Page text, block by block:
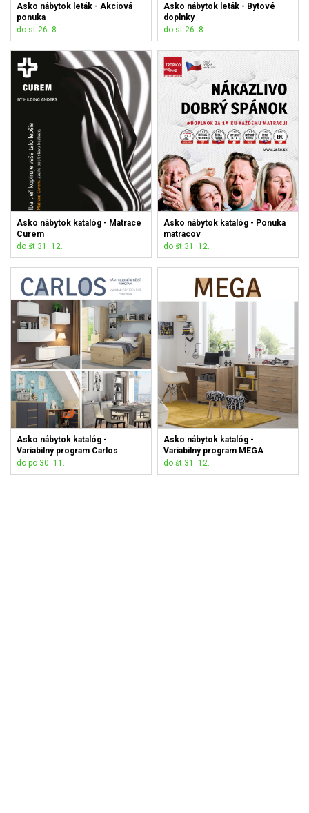
Asko nábytok leták - Akciová
ponuka
do st 26. 8.
Asko nábytok leták - Bytové
doplnky
do st 26. 8.
Asko nábytok katalóg - Matrace
Curem
do št 31. 12.
Asko nábytok katalóg - Ponuka
matracov
do št 31. 12.
Asko nábytok katalóg -
Variabilný program Carlos
do po 30. 11.
Asko nábytok katalóg -
Variabilný program MEGA
do št 31. 12.